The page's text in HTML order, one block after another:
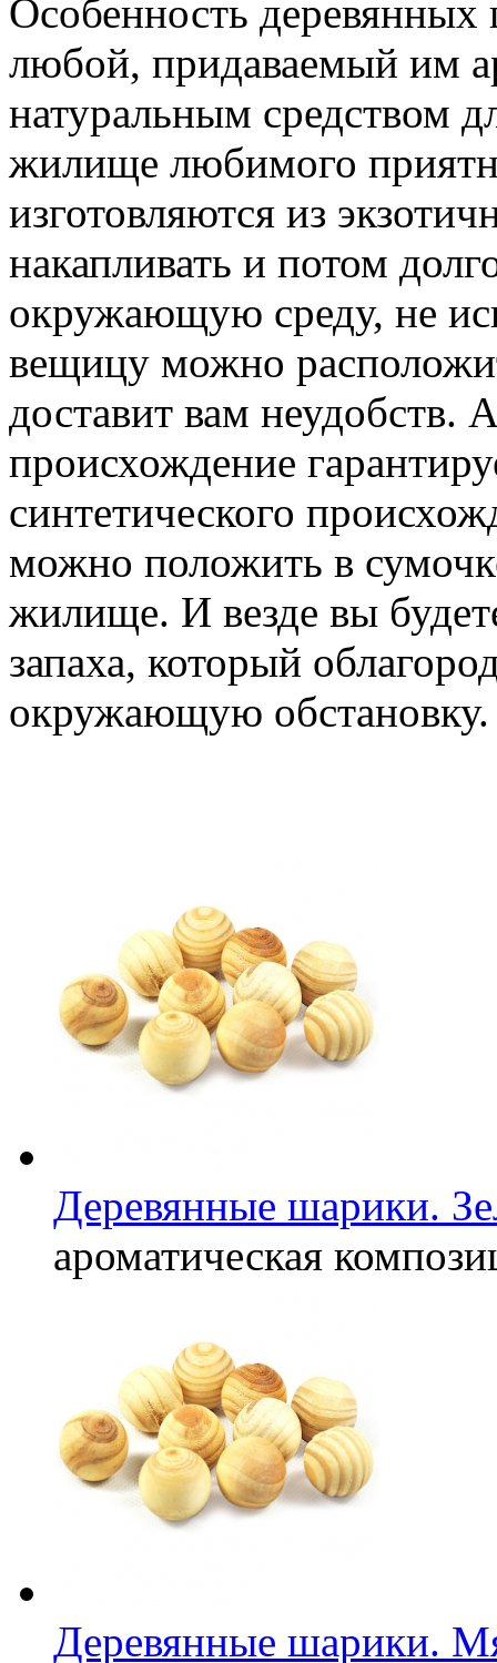
Особенность
любой, придаваемый им
натуральным средством
жилище любимого
изготовляются из
накапливать и потом
окружающую среду, не
вещицу можно
доставит вам неудобств.
происхождение
синтетического
можно положить в
жилище. И везде вы
запаха, который
окружающую обстановку.
Деревянные шарики.
ароматическая
Деревянные шарики.